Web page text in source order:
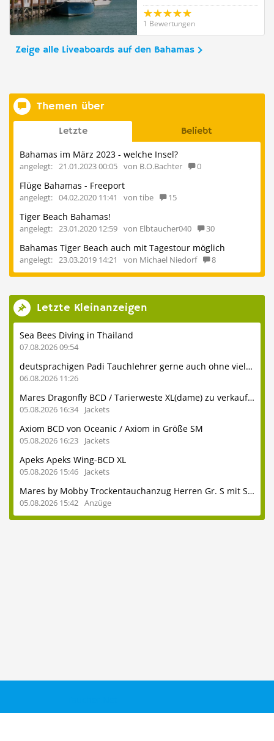
1 Bewertungen
Zeige alle Liveaboards auf den Bahamas
Themen über
Letzte Beliebt
Bahamas im März 2023 - welche Insel?
angelegt: 21.01.2023 00:05 von B.O.Bachter 0
Flüge Bahamas - Freeport
angelegt: 04.02.2020 11:41 von tibe 15
Tiger Beach Bahamas!
angelegt: 23.01.2020 12:59 von Elbtaucher040 30
Bahamas Tiger Beach auch mit Tagestour möglich
angelegt: 23.03.2019 14:21 von Michael Niedorf 8
Letzte Kleinanzeigen
Sea Bees Diving in Thailand
07.08.2026 09:54
deutsprachigen Padi Tauchlehrer gerne auch ohne viel Erfahrung
06.08.2026 11:26
Mares Dragonfly BCD / Tarierweste XL(dame) zu verkaufen
05.08.2026 16:34 Jackets
Axiom BCD von Oceanic / Axiom in Größe SM
05.08.2026 16:23 Jackets
Apeks Apeks Wing-BCD XL
05.08.2026 15:46 Jackets
Mares by Mobby Trockentauchanzug Herren Gr. S mit Stiefeln 41
05.08.2026 15:42 Anzüge